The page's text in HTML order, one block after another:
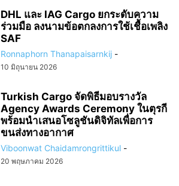
DHL และ IAG Cargo ยกระดับความ
ร่วมมือ ลงนามข้อตกลงการใช้เชื้อเพลิง
SAF
Ronnaphorn Thanapaisarnkij -
10 มิถุนายน 2026
Turkish Cargo จัดพิธีมอบรางวัล
Agency Awards Ceremony ในตุรกี
พร้อมนำเสนอโซลูชันดิจิทัลเพื่อการ
ขนส่งทางอากาศ
Viboonwat Chaidamrongrittikul -
20 พฤษภาคม 2026